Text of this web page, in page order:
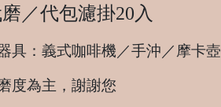
／代包濾掛20入
具：義式咖啡機／手沖／摩卡壺
度為主，謝謝您